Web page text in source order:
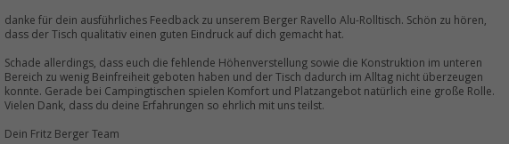
danke für dein ausführliches Feedback zu unserem Berger Ravello Alu-Rolltisch. Schön zu hören,
dass der Tisch qualitativ einen guten Eindruck auf dich gemacht hat.
Schade allerdings, dass euch die fehlende Höhenverstellung sowie die Konstruktion im unteren
Bereich zu wenig Beinfreiheit geboten haben und der Tisch dadurch im Alltag nicht überzeugen
konnte. Gerade bei Campingtischen spielen Komfort und Platzangebot natürlich eine große Rolle.
Vielen Dank, dass du deine Erfahrungen so ehrlich mit uns teilst.
Dein Fritz Berger Team